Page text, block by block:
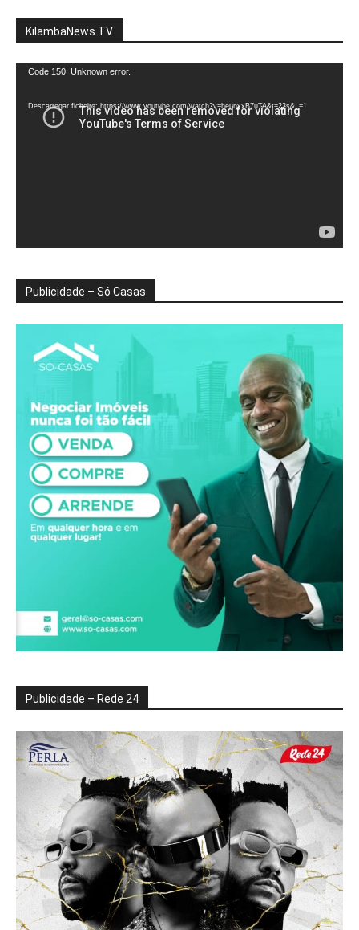
KilambaNews TV
Reprodutor
vídeo
Code 150: Unknown error.
Descarregar ficheiro: https://www.youtube.com/watch?v=heunxxB7uTA&t=22s&_=1
Publicidade – Só Casas
Publicidade – Rede 24